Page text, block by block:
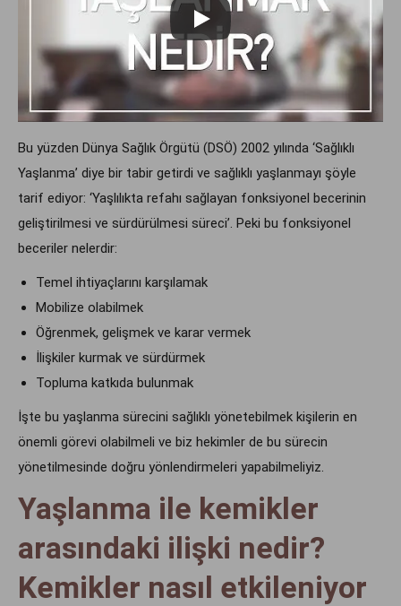
Bu yüzden Dünya Sağlık Örgütü (DSÖ) 2002 yılında ‘Sağlıklı
Yaşlanma’ diye bir tabir getirdi ve sağlıklı yaşlanmayı şöyle
tarif ediyor: ‘Yaşlılıkta refahı sağlayan fonksiyonel becerinin
geliştirilmesi ve sürdürülmesi süreci’. Peki bu fonksiyonel
beceriler nelerdir:
Temel ihtiyaçlarını karşılamak
Mobilize olabilmek
Öğrenmek, gelişmek ve karar vermek
İlişkiler kurmak ve sürdürmek
Topluma katkıda bulunmak
İşte bu yaşlanma sürecini sağlıklı yönetebilmek kişilerin en
önemli görevi olabilmeli ve biz hekimler de bu sürecin
yönetilmesinde doğru yönlendirmeleri yapabilmeliyiz.
Yaşlanma ile kemikler
arasındaki ilişki nedir?
Kemikler nasıl etkileniyor